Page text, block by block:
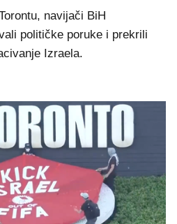
navijači BiH
političke poruke i prekrili
Izraela.